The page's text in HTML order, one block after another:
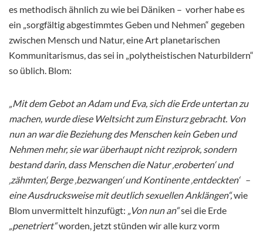
es methodisch ähnlich zu wie bei Däniken – vorher habe es
ein „sorgfältig abgestimmtes Geben und Nehmen“ gegeben
zwischen Mensch und Natur, eine Art planetarischen
Kommunitarismus, das sei in „polytheistischen Naturbildern“
so üblich. Blom:
„Mit dem Gebot an Adam und Eva, sich die Erde untertan zu
machen, wurde diese Weltsicht zum Einsturz gebracht. Von
nun an war die Beziehung des Menschen kein Geben und
Nehmen mehr, sie war überhaupt nicht reziprok, sondern
bestand darin, dass Menschen die Natur ‚eroberten‘ und
‚zähmten‘, Berge ‚bezwangen‘ und Kontinente ‚entdeckten‘ –
eine Ausdrucksweise mit deutlich sexuellen Anklängen“,wie
Blom unvermittelt hinzufügt:
„Von nun an“sei die Erde
„penetriert“worden, jetzt stünden wir alle kurz vorm